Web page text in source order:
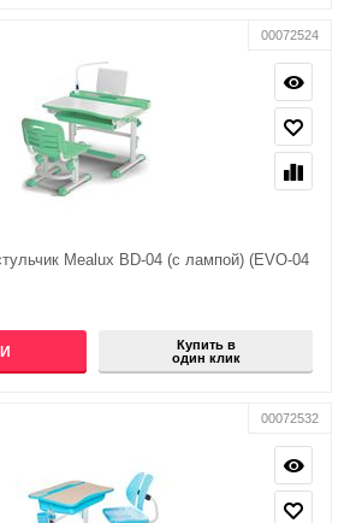
00072524
Mealux BD-04 (с лампой) (EVO-04
Купить в
один клик
00072532